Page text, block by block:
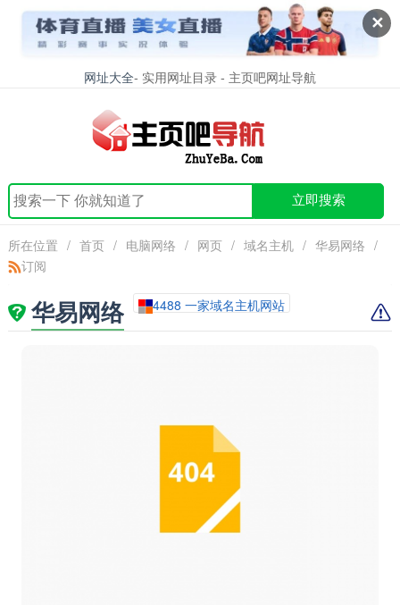
✕
网址大全- 实用网址目录 - 主页吧网址导航
立即搜索
所在位置 / 首页 / 电脑网络 / 网页 / 域名主机 / 华易网络 /
订阅
华易网络 4488 一家域名主机网站